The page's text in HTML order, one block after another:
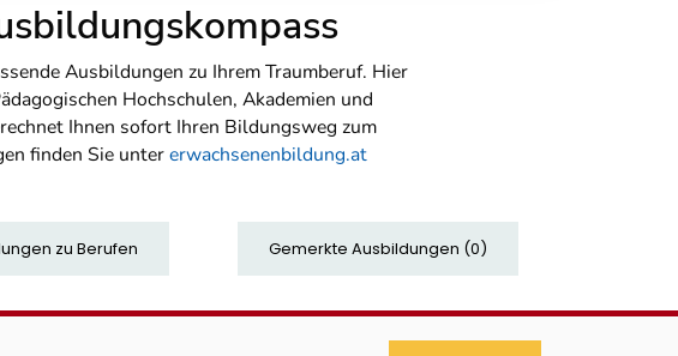
Ausbildungen zu Ihrem Traumberuf. Hier
Hochschulen, Akademien und
Ihnen sofort Ihren Bildungsweg zum
finden Sie untererwachsenenbildung.at
zu Berufen Gemerkte Ausbildungen (0)